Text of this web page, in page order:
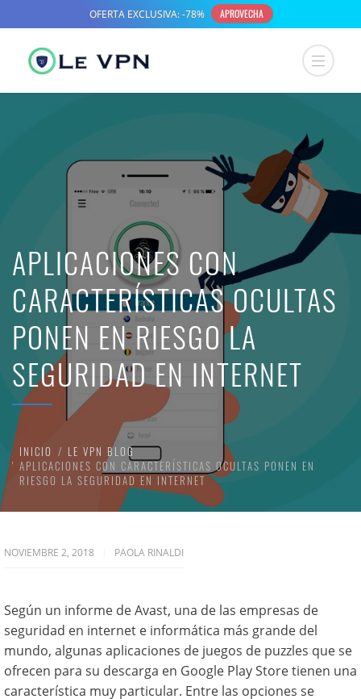
APLICACIONES CON
CARACTERÍSTICAS OCULTAS
PONEN EN RIESGO LA
SEGURIDAD EN INTERNET
INICIO
LE VPN BLOG
APLICACIONES CON CARACTERÍSTICAS OCULTAS PONEN EN
RIESGO LA SEGURIDAD EN INTERNET
NOVIEMBRE 2, 2018 PAOLA RINALDI
Según un informe de Avast, una de las empresas de
seguridad en internet e informática más grande del
mundo, algunas aplicaciones de juegos de puzzles que se
ofrecen para su descarga en Google Play Store tienen una
característica muy particular. Entre las opciones se